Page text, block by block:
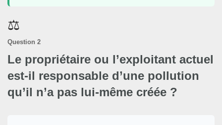
⚖️
Question 2
Le propriétaire ou l’exploitant actuel
est-il responsable d’une pollution
qu’il n’a pas lui-même créée ?